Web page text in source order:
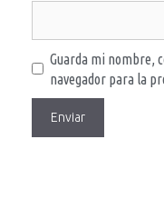
Guarda mi nombre,
navegador para la